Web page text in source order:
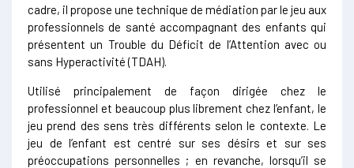
cadre, il propose une technique de médiation par le jeu aux
professionnels de santé accompagnant des enfants qui
présentent un Trouble du Déficit de l’Attention avec ou
sans Hyperactivité (TDAH).
Utilisé principalement de façon dirigée chez le
professionnel et beaucoup plus librement chez l’enfant, le
jeu prend des sens très différents selon le contexte. Le
jeu de l’enfant est centré sur ses désirs et sur ses
préoccupations personnelles ; en revanche, lorsqu’il se